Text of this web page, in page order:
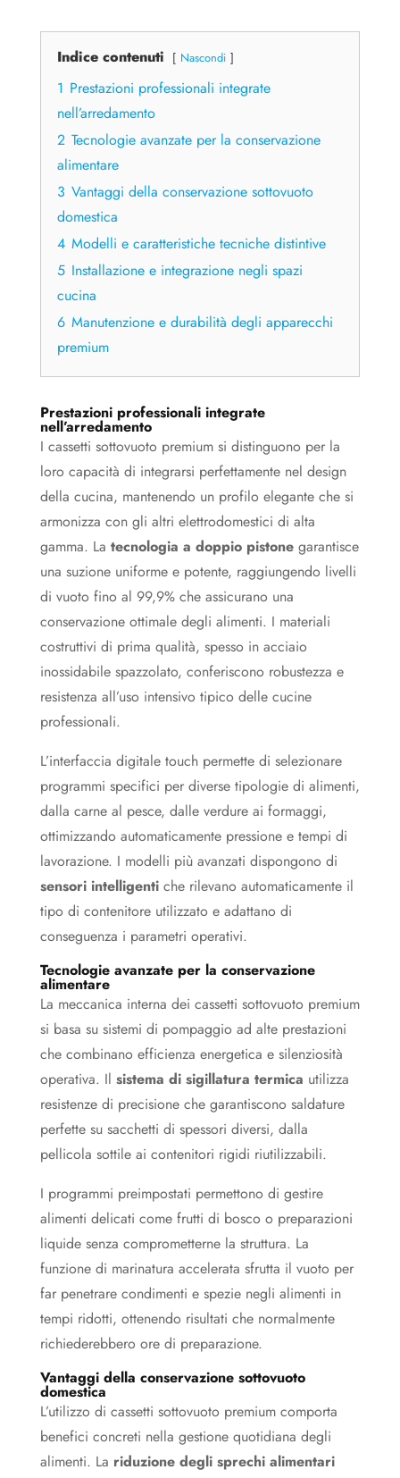
Indice contenuti Nascondi
1 Prestazioni professionali integrate
nell’arredamento
2 Tecnologie avanzate per la conservazione
alimentare
3 Vantaggi della conservazione sottovuoto
domestica
4 Modelli e caratteristiche tecniche distintive
5 Installazione e integrazione negli spazi
cucina
6 Manutenzione e durabilità degli apparecchi
premium
Prestazioni professionali integrate
nell’arredamento
I cassetti sottovuoto premium si distinguono per la
loro capacità di integrarsi perfettamente nel design
della cucina, mantenendo un profilo elegante che si
armonizza con gli altri elettrodomestici di alta
gamma. La tecnologia a doppio pistonegarantisce
una suzione uniforme e potente, raggiungendo livelli
di vuoto fino al 99,9% che assicurano una
conservazione ottimale degli alimenti. I materiali
costruttivi di prima qualità, spesso in acciaio
inossidabile spazzolato, conferiscono robustezza e
resistenza all’uso intensivo tipico delle cucine
professionali.
L’interfaccia digitale touch permette di selezionare
programmi specifici per diverse tipologie di alimenti,
dalla carne al pesce, dalle verdure ai formaggi,
ottimizzando automaticamente pressione e tempi di
lavorazione. I modelli più avanzati dispongono di
sensori intelligentiche rilevano automaticamente il
tipo di contenitore utilizzato e adattano di
conseguenza i parametri operativi.
Tecnologie avanzate per la conservazione
alimentare
La meccanica interna dei cassetti sottovuoto premium
si basa su sistemi di pompaggio ad alte prestazioni
che combinano efficienza energetica e silenziosità
operativa. Il sistema di sigillatura termica utilizza
resistenze di precisione che garantiscono saldature
perfette su sacchetti di spessori diversi, dalla
pellicola sottile ai contenitori rigidi riutilizzabili.
I programmi preimpostati permettono di gestire
alimenti delicati come frutti di bosco o preparazioni
liquide senza comprometterne la struttura. La
funzione di marinatura accelerata sfrutta il vuoto per
far penetrare condimenti e spezie negli alimenti in
tempi ridotti, ottenendo risultati che normalmente
richiederebbero ore di preparazione.
Vantaggi della conservazione sottovuoto
domestica
L’utilizzo di cassetti sottovuoto premium comporta
benefici concreti nella gestione quotidiana degli
alimenti. La riduzione degli sprechi alimentari